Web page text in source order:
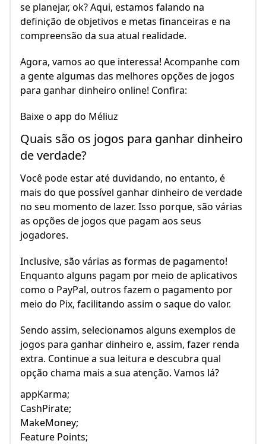
se planejar, ok? Aqui, estamos falando na
definição de objetivos e metas financeiras e na
compreensão da sua atual realidade.
Agora, vamos ao que interessa! Acompanhe com
a gente algumas das melhores opções de jogos
para ganhar dinheiro online! Confira:
Baixe o app do Méliuz
Quais são os jogos para ganhar dinheiro
de verdade?
Você pode estar até duvidando, no entanto, é
mais do que possível ganhar dinheiro de verdade
no seu momento de lazer. Isso porque, são várias
as opções de jogos que pagam aos seus
jogadores.
Inclusive, são várias as formas de pagamento!
Enquanto alguns pagam por meio de aplicativos
como o PayPal, outros fazem o pagamento por
meio do Pix, facilitando assim o saque do valor.
Sendo assim, selecionamos alguns exemplos de
jogos para ganhar dinheiro e, assim, fazer renda
extra. Continue a sua leitura e descubra qual
opção chama mais a sua atenção. Vamos lá?
appKarma;
CashPirate;
MakeMoney;
Feature Points;